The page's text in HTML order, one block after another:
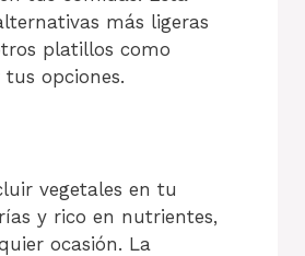
más ligeras
platillos como
opciones.
vegetales en tu
y rico en nutrientes,
ocasión. La